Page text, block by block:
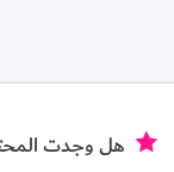
هل وجدت